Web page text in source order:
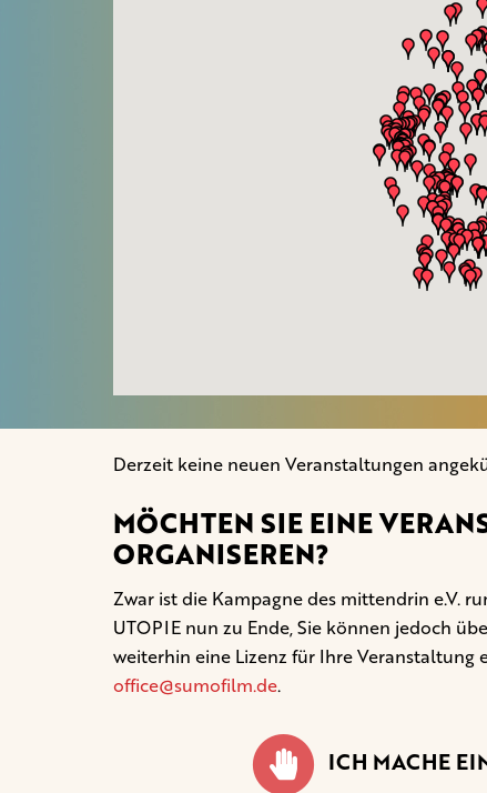
Derzeit keine neuen Veranstaltungen
MÖCHTEN SIE EINE
ORGANISEREN?
Zwar ist die Kampagne des mittendrin e.V.
UTOPIE nun zu Ende, Sie können jedoch
weiterhin eine Lizenz für Ihre Veranstaltung
office@sumofilm.de.
ICH MACHE